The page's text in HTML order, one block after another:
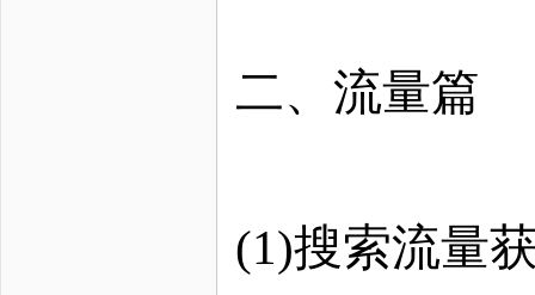
二、流量篇
(1)搜索流量